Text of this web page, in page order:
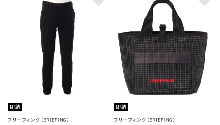
即納
ブリーフィング（BRIEFING）
即納
ブリーフィング（BRIEFING）